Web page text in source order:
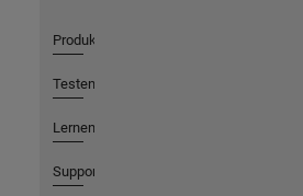
Produkte
Testen oder Kaufen
Lernen
Support